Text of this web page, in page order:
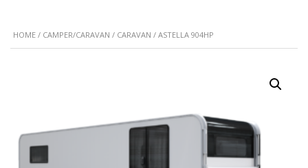
HOME / CAMPER/CARAVAN / CARAVAN / ASTELLA 904HP